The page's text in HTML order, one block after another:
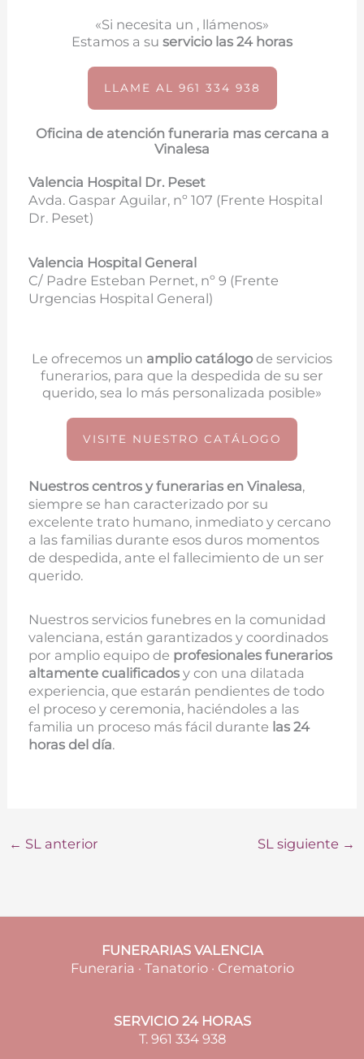
«Si necesita un , llámenos»
Estamos a su servicio las 24 horas
LLAME AL 961 334 938
Oficina de atención funeraria mas cercana a
Vinalesa
Valencia Hospital Dr. Peset
Avda. Gaspar Aguilar, nº 107 (Frente Hospital
Dr. Peset)
Valencia Hospital General
C/ Padre Esteban Pernet, nº 9 (Frente
Urgencias Hospital General)
Le ofrecemos un amplio catálogo de servicios
funerarios, para que la despedida de su ser
querido, sea lo más personalizada posible»
VISITE NUESTRO CATÁLOGO
Nuestros centros y funerarias en Vinalesa,
siempre se han caracterizado por su
excelente trato humano, inmediato y cercano
a las familias durante esos duros momentos
de despedida, ante el fallecimiento de un ser
querido.
Nuestros servicios funebres en la comunidad
valenciana, están garantizados y coordinados
por amplio equipo de profesionales funerarios
altamente cualificados y con una dilatada
experiencia, que estarán pendientes de todo
el proceso y ceremonia, haciéndoles a las
familia un proceso más fácil durante las 24
horas del día.
← SL anterior SL siguiente →
FUNERARIAS VALENCIA
Funeraria · Tanatorio · Crematorio
SERVICIO 24 HORAS
T. 961 334 938